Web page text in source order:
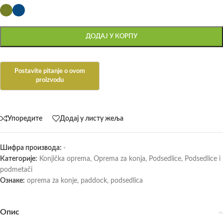
ДОДАЈ У КОРПУ
Упоредите Додај у листу жеља
Шифра производа: -
Категорије: Konjička oprema, Oprema za konja, Podsedlice, Podsedlice i
podmetači
Ознаке: oprema za konje, paddock, podsedlica
Опис